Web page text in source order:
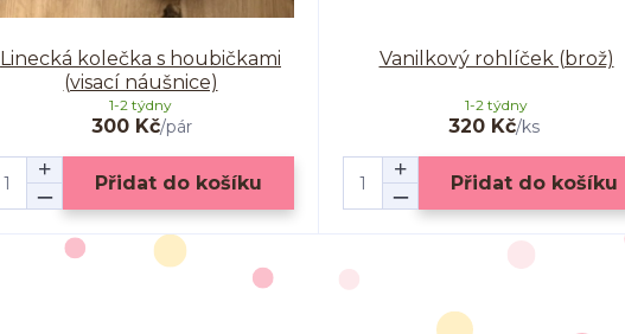
Linecká kolečka s houbičkami
(visací náušnice)
300 Kč/pár
1-2 týdny
Přidat do košíku
Vanilkový rohlíček (brož)
320 Kč/ks
1-2 týdny
Přidat do košíku